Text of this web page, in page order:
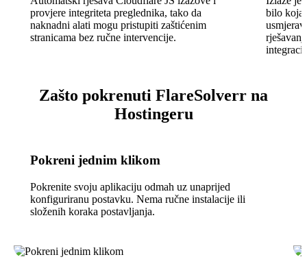
provjere integriteta preglednika, tako da
naknadni alati mogu pristupiti zaštićenim
stranicama bez ručne intervencije.
bilo koja
Zašto pokrenuti FlareSolverr na
Hostingeru
Pokreni jednim klikom
Pokrenite svoju aplikaciju odmah uz unaprijed
konfiguriranu postavku. Nema ručne instalacije ili
složenih koraka postavljanja.